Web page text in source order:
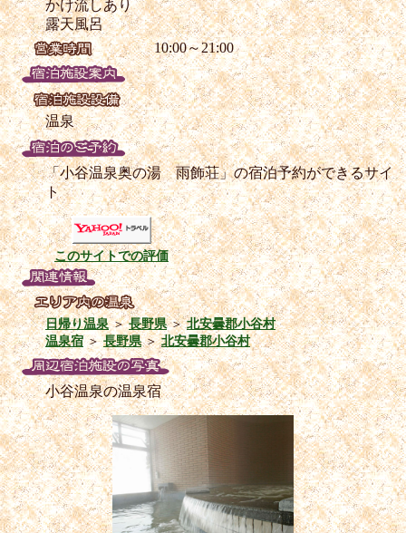
かけ流しあり
露天風呂
10:00～21:00
温泉
「小谷温泉奥の湯 雨飾荘」の宿泊予約ができるサイ
ト
このサイトでの評価
日帰り温泉＞長野県＞北安曇郡小谷村
温泉宿＞長野県＞北安曇郡小谷村
小谷温泉の温泉宿